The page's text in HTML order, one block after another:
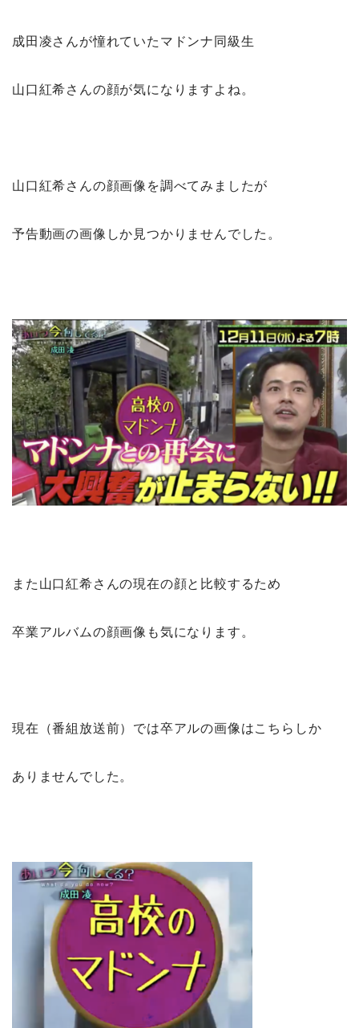
成田凌さんが憧れていたマドンナ同級生
山口紅希さんの顔が気になりますよね。
山口紅希さんの顔画像を調べてみましたが
予告動画の画像しか見つかりませんでした。
また山口紅希さんの現在の顔と比較するため
卒業アルバムの顔画像も気になります。
現在（番組放送前）では卒アルの画像はこちらしか
ありませんでした。